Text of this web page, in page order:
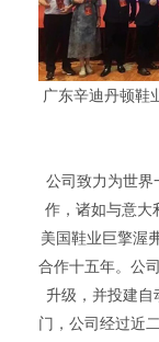
广东辛迪丹顿鞋
公司致力为世界
作，诸如与意大
美国鞋业巨擎渥
合作十五年。公
升级，并投建自
门，公司经过近